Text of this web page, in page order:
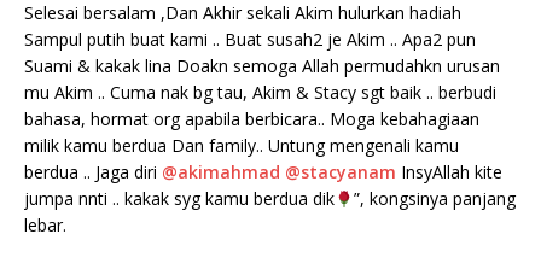
Selesai bersalam ,Dan Akhir sekali Akim hulurkan hadiah
Sampul putih buat kami .. Buat susah2 je Akim .. Apa2 pun
Suami & kakak lina Doakn semoga Allah permudahkn urusan
mu Akim .. Cuma nak bg tau, Akim & Stacy sgt baik .. berbudi
bahasa, hormat org apabila berbicara.. Moga kebahagiaan
milik kamu berdua Dan family.. Untung mengenali kamu
berdua .. Jaga diri @akimahmad @stacyanam InsyAllah kite
jumpa nnti .. kakak syg kamu berdua dik
”, kongsinya panjang
lebar.